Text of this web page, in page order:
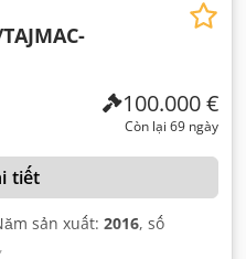
100.000 €
Còn lại 69 ngày
tiết
sản xuất: 2016, số
,